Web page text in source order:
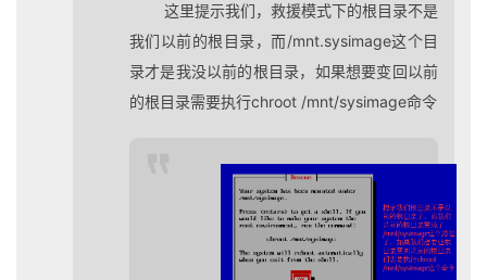
这里提示我们，救援模式下的根目录不是
我们以前的根目录，而/mnt.sysimage这个目
录才是我没以前的根目录，如果想要变回以前
的根目录需要执行chroot /mnt/sysimage命令